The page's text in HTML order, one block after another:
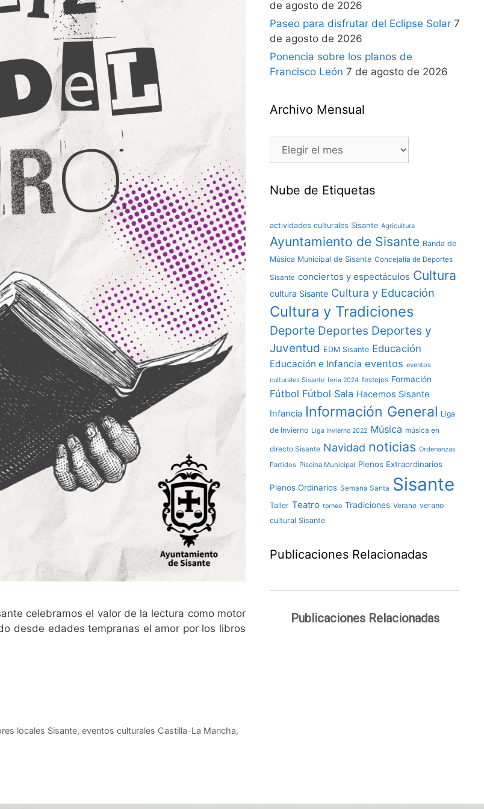
celebramos el valor de la lectura como motor
desde edades tempranas el amor por los libros
locales Sisante, eventos culturales Castilla-La Mancha,
de agosto de 2026
Paseo para disfrutar del Eclipse Solar 7
de agosto de 2026
Ponencia sobre los planos de
Francisco León 7 de agosto de 2026
Archivo Mensual
Nube de Etiquetas
actividades culturales Sisante Agricultura
Ayuntamiento de Sisante Banda de
Música Municipal de Sisante Concejalía de Deportes
Sisante conciertos y espectáculos Cultura
cultura Sisante Cultura y Educación
Cultura y Tradiciones
Deporte Deportes Deportes y
Juventud EDM Sisante Educación
Educación e Infancia eventos eventos
culturales Sisante feria 2024 festejos Formación
Fútbol Fútbol Sala Hacemos Sisante
Infancia Información General Liga
de Invierno Liga Invierno 2022 Música música en
directo Sisante Navidad noticias Ordenanzas
Partidos Piscina Municipal Plenos Extraordinarios
Plenos Ordinarios Semana Santa Sisante
Taller Teatro torneo Tradiciones Verano verano
cultural Sisante
Publicaciones Relacionadas
Publicaciones Relacionadas